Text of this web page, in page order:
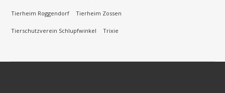
Tierheim Roggendorf Tierheim Zossen
Tierschutzverein Schlupfwinkel Trixie